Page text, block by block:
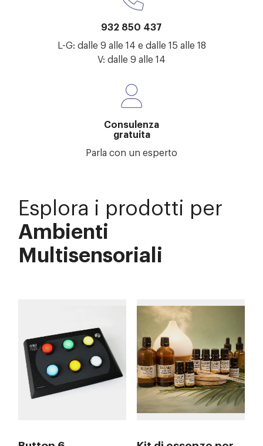
932 850 437
L-G: dalle 9 alle 14 e dalle 15 alle 18
V: dalle 9 alle 14
Consulenza
gratuita
Parla con un esperto
Esplora i prodotti per
Ambienti
Multisensoriali